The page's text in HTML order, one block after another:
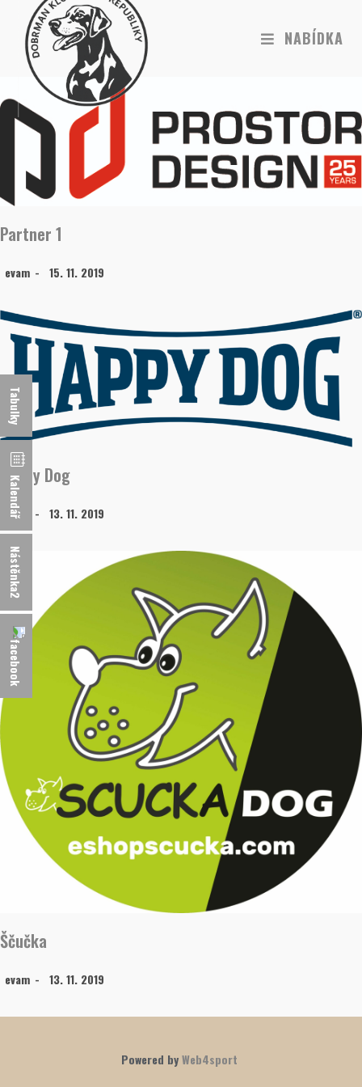
NABÍDKA
Partner 1
evam 15. 11. 2019
Happy Dog
evam 13. 11. 2019
Ščučka
evam 13. 11. 2019
Powered byWeb4sport
Tabulky
Kalendář
Nástěnka2